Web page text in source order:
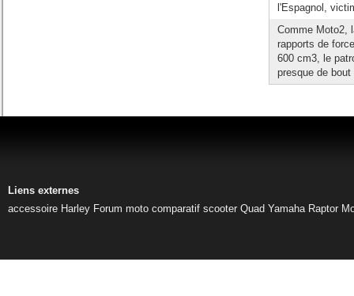
l'Espagnol,
Comme Moto2,
rapports de
600 cm3, le
presque de
Liens externes
accessoire Harley Forum moto comparatif scooter Quad Yamaha Raptor